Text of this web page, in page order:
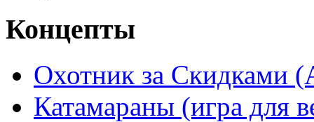
Концепты
Охотник за Скидками
Катамараны (игра для